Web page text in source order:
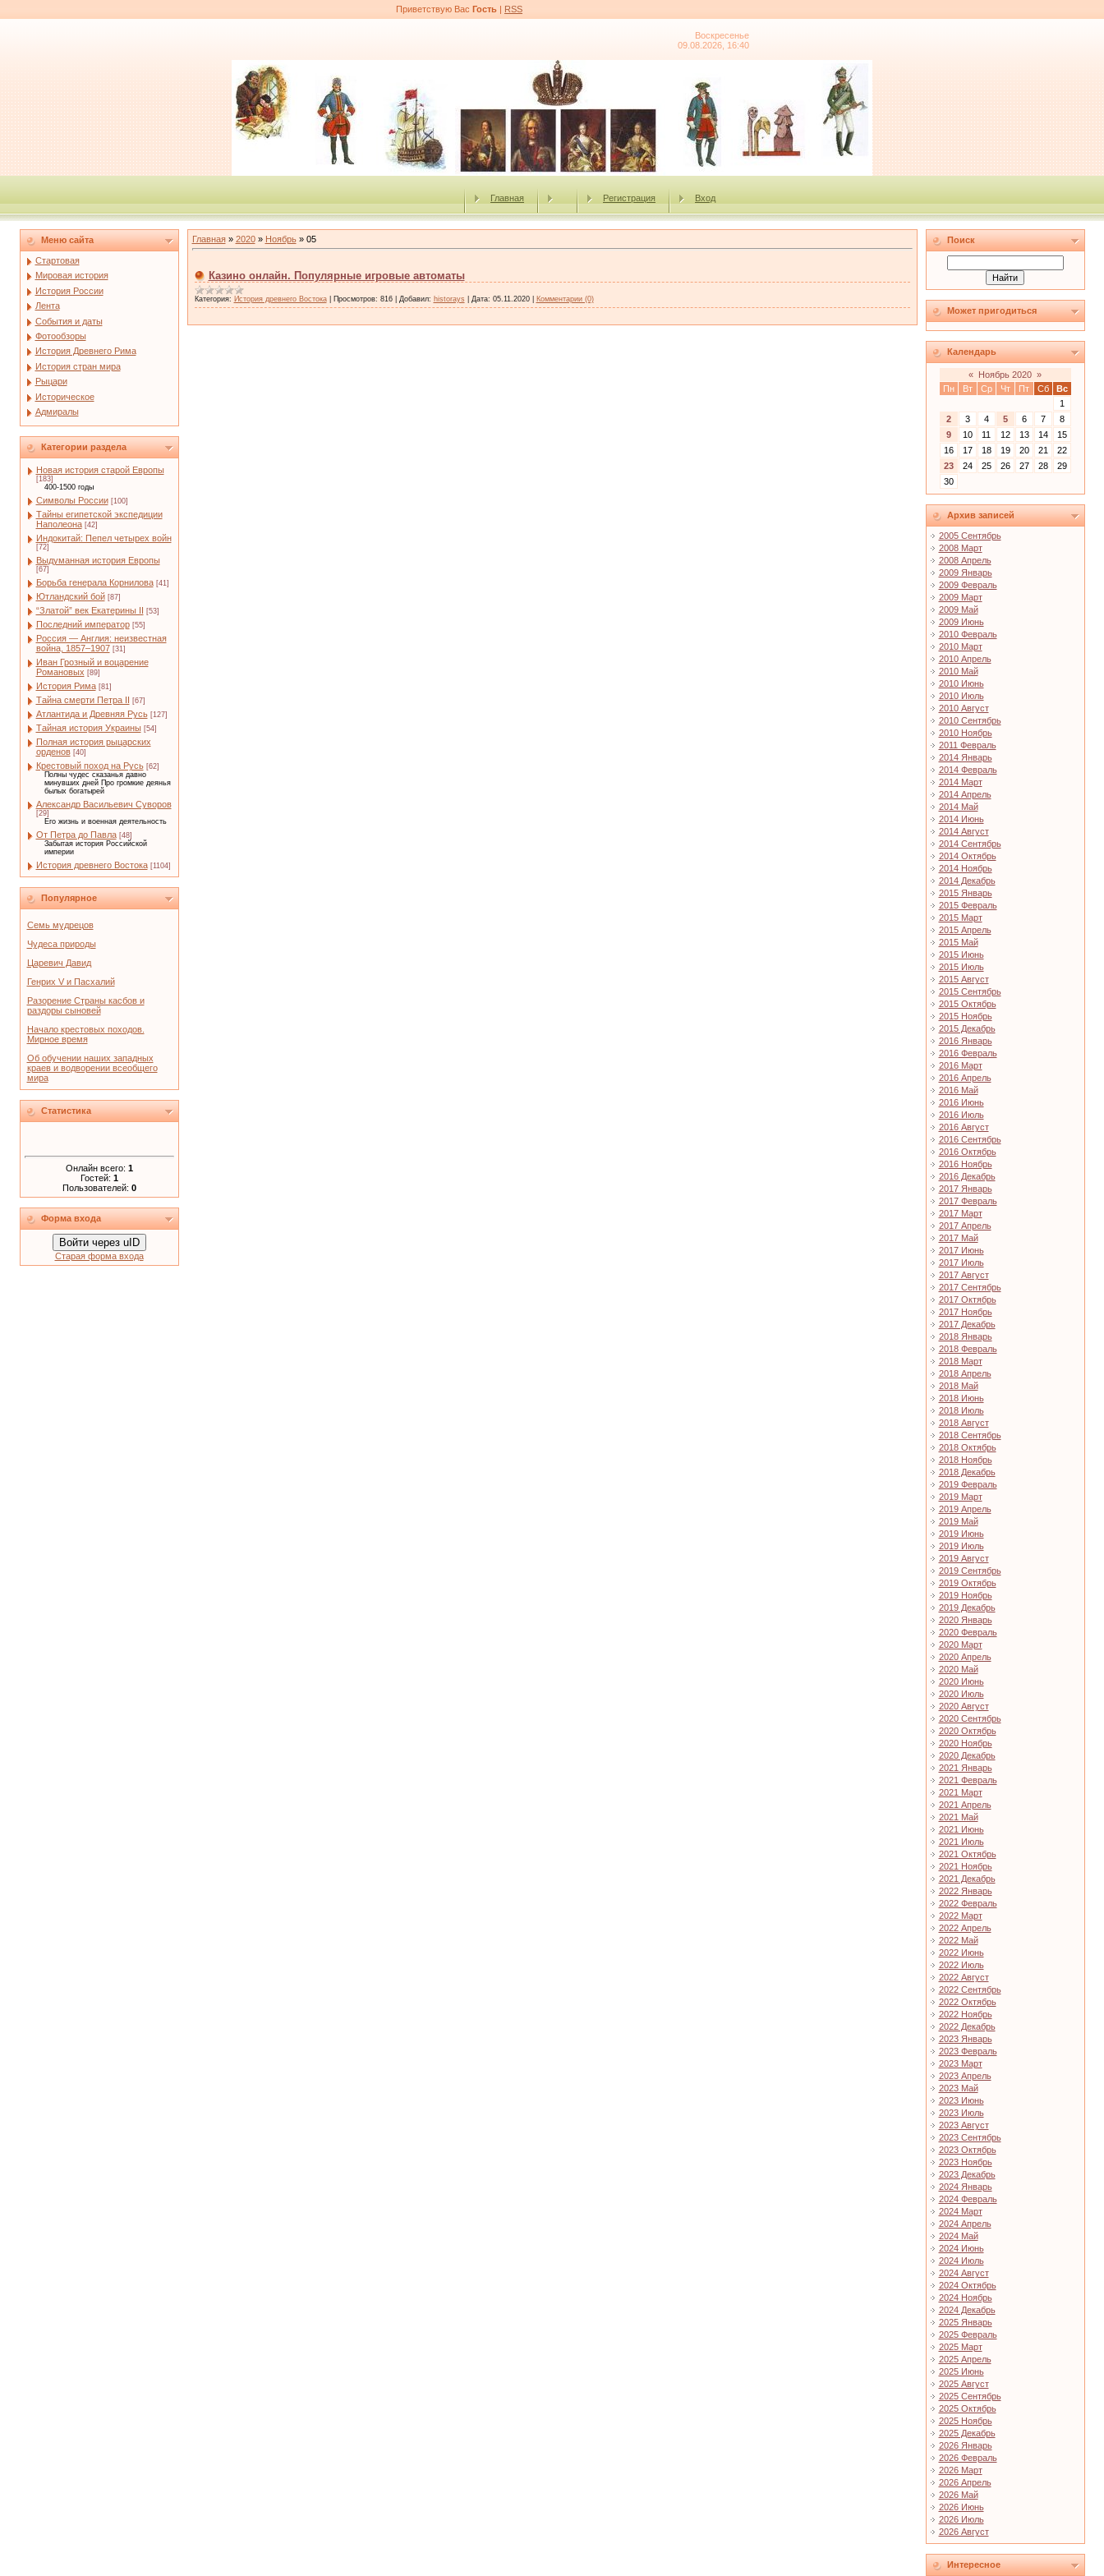
Приветствую Вас Гость | RSS
Воскресенье
09.08.2026, 16:40
Главная Регистрация Вход
Меню сайта
Стартовая
Мировая история
История России
Лента
События и даты
Фотообзоры
История Древнего Рима
История стран мира
Рыцари
Историческое
Адмиралы
Категории раздела
Новая история старой Европы
[183]
400-1500 годы
Символы России [100]
Тайны египетской экспедиции
Наполеона [42]
Индокитай: Пепел четырех войн
[72]
Выдуманная история Европы
[67]
Борьба генерала Корнилова [41]
Ютландский бой [87]
“Златой” век Екатерины II [53]
Последний император [55]
Россия — Англия: неизвестная
война, 1857–1907 [31]
Иван Грозный и воцарение
Романовых [89]
История Рима [81]
Тайна смерти Петра II [67]
Атлантида и Древняя Русь [127]
Тайная история Украины [54]
Полная история рыцарских
орденов [40]
Крестовый поход на Русь [62]
Полны чудес сказанья давно
минувших дней Про громкие деянья
былых богатырей
Александр Васильевич Суворов
[29]
Его жизнь и военная деятельность
От Петра до Павла [48]
Забытая история Российской
империи
История древнего Востока [1104]
Популярное
Семь мудрецов
Чудеса природы
Царевич Давид
Генрих V и Пасхалий
Разорение Страны касбов и
раздоры сыновей
Начало крестовых походов.
Мирное время
Об обучении наших западных
краев и водворении всеобщего
мира
Статистика
Онлайн всего: 1
Гостей: 1
Пользователей: 0
Форма входа
Войти через uID
Старая форма входа
Главная» 2020 » Ноябрь » 05
Казино онлайн. Популярные игровые автоматы
Категория: История древнего Востока Просмотров: 816 Добавил: historays Дата: 05.11.2020 Комментарии (0)
Поиск
Может пригодиться
Календарь
« Ноябрь 2020 »
Пн
Вт Ср Чт Пт Сб
Вс
1
2
3 4 5 6 7
8
9
10 11 12 13 14
15
16
17 18 19 20 21
22
23
24 25 26 27 28
29
30
Архив записей
2005 Сентябрь
2008 Март
2008 Апрель
2009 Январь
2009 Февраль
2009 Март
2009 Май
2009 Июнь
2010 Февраль
2010 Март
2010 Апрель
2010 Май
2010 Июнь
2010 Июль
2010 Август
2010 Сентябрь
2010 Ноябрь
2011 Февраль
2014 Январь
2014 Февраль
2014 Март
2014 Апрель
2014 Май
2014 Июнь
2014 Август
2014 Сентябрь
2014 Октябрь
2014 Ноябрь
2014 Декабрь
2015 Январь
2015 Февраль
2015 Март
2015 Апрель
2015 Май
2015 Июнь
2015 Июль
2015 Август
2015 Сентябрь
2015 Октябрь
2015 Ноябрь
2015 Декабрь
2016 Январь
2016 Февраль
2016 Март
2016 Апрель
2016 Май
2016 Июнь
2016 Июль
2016 Август
2016 Сентябрь
2016 Октябрь
2016 Ноябрь
2016 Декабрь
2017 Январь
2017 Февраль
2017 Март
2017 Апрель
2017 Май
2017 Июнь
2017 Июль
2017 Август
2017 Сентябрь
2017 Октябрь
2017 Ноябрь
2017 Декабрь
2018 Январь
2018 Февраль
2018 Март
2018 Апрель
2018 Май
2018 Июнь
2018 Июль
2018 Август
2018 Сентябрь
2018 Октябрь
2018 Ноябрь
2018 Декабрь
2019 Февраль
2019 Март
2019 Апрель
2019 Май
2019 Июнь
2019 Июль
2019 Август
2019 Сентябрь
2019 Октябрь
2019 Ноябрь
2019 Декабрь
2020 Январь
2020 Февраль
2020 Март
2020 Апрель
2020 Май
2020 Июнь
2020 Июль
2020 Август
2020 Сентябрь
2020 Октябрь
2020 Ноябрь
2020 Декабрь
2021 Январь
2021 Февраль
2021 Март
2021 Апрель
2021 Май
2021 Июнь
2021 Июль
2021 Октябрь
2021 Ноябрь
2021 Декабрь
2022 Январь
2022 Февраль
2022 Март
2022 Апрель
2022 Май
2022 Июнь
2022 Июль
2022 Август
2022 Сентябрь
2022 Октябрь
2022 Ноябрь
2022 Декабрь
2023 Январь
2023 Февраль
2023 Март
2023 Апрель
2023 Май
2023 Июнь
2023 Июль
2023 Август
2023 Сентябрь
2023 Октябрь
2023 Ноябрь
2023 Декабрь
2024 Январь
2024 Февраль
2024 Март
2024 Апрель
2024 Май
2024 Июнь
2024 Июль
2024 Август
2024 Октябрь
2024 Ноябрь
2024 Декабрь
2025 Январь
2025 Февраль
2025 Март
2025 Апрель
2025 Июнь
2025 Август
2025 Сентябрь
2025 Октябрь
2025 Ноябрь
2025 Декабрь
2026 Январь
2026 Февраль
2026 Март
2026 Апрель
2026 Май
2026 Июнь
2026 Июль
2026 Август
Интересное